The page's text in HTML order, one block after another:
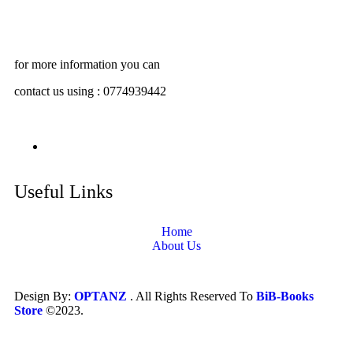
for more information you can
contact us using : 0774939442
Useful Links
Home
About Us
Design By: OPTANZ . All Rights Reserved To BiB-Books
Store ©2023.